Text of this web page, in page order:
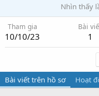
Nhìn thấy
Tham gia
10/10/23
Bài
1
Bài viết trên hồ sơ Hoạt